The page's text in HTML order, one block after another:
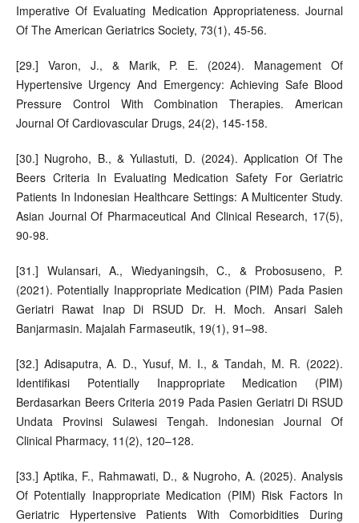
Imperative Of Evaluating Medication Appropriateness. Journal
Of The American Geriatrics Society, 73(1), 45-56.
[29.] Varon, J., & Marik, P. E. (2024). Management Of
Hypertensive Urgency And Emergency: Achieving Safe Blood
Pressure Control With Combination Therapies. American
Journal Of Cardiovascular Drugs, 24(2), 145-158.
[30.] Nugroho, B., & Yuliastuti, D. (2024). Application Of The
Beers Criteria In Evaluating Medication Safety For Geriatric
Patients In Indonesian Healthcare Settings: A Multicenter Study.
Asian Journal Of Pharmaceutical And Clinical Research, 17(5),
90-98.
[31.] Wulansari, A., Wiedyaningsih, C., & Probosuseno, P.
(2021). Potentially Inappropriate Medication (PIM) Pada Pasien
Geriatri Rawat Inap Di RSUD Dr. H. Moch. Ansari Saleh
Banjarmasin. Majalah Farmaseutik, 19(1), 91–98.
[32.] Adisaputra, A. D., Yusuf, M. I., & Tandah, M. R. (2022).
Identifikasi Potentially Inappropriate Medication (PIM)
Berdasarkan Beers Criteria 2019 Pada Pasien Geriatri Di RSUD
Undata Provinsi Sulawesi Tengah. Indonesian Journal Of
Clinical Pharmacy, 11(2), 120–128.
[33.] Aptika, F., Rahmawati, D., & Nugroho, A. (2025). Analysis
Of Potentially Inappropriate Medication (PIM) Risk Factors In
Geriatric Hypertensive Patients With Comorbidities During